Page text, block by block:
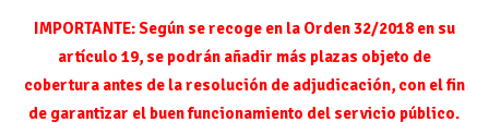
IMPORTANTE: Según se recoge en la Orden 32/2018 en su
artículo 19, se podrán añadir más plazas objeto de
cobertura antes de la resolución de adjudicación, con el fin
de garantizar el buen funcionamiento del servicio público.